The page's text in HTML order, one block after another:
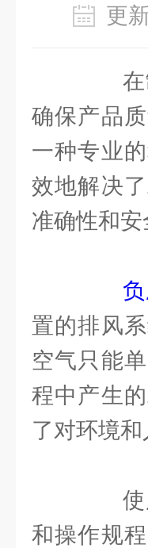
更
在制
确保产品
一种专业
效地解决
准确性和安
置的排风
空气只能
程中产生
了对环境和
使用
和操作规